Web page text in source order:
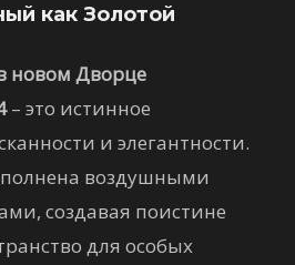
как Золотой
новом Дворце
– это истинное
и элегантности.
воздушными
создавая поистине
для особых